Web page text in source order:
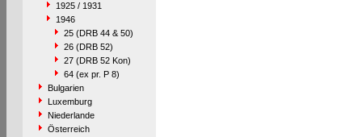
1925 / 1931
1946
25 (DRB 44 & 50)
26 (DRB 52)
27 (DRB 52 Kon)
64 (ex pr. P 8)
Bulgarien
Luxemburg
Niederlande
Österreich